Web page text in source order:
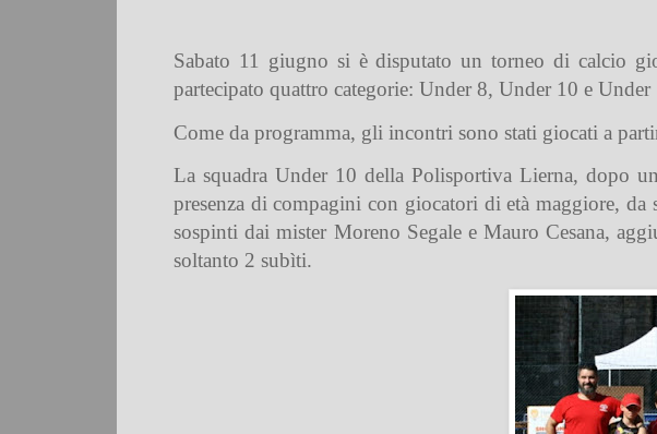
Sabato 11 giugno si è disputato un torneo di calcio
partecipato quattro categorie: Under 8, Under 10 e
Come da programma, gli incontri sono stati giocati a
La squadra Under 10 della Polisportiva Lierna, dopo
presenza di compagini con giocatori di età maggiore,
sospinti dai mister Moreno Segale e Mauro Cesana,
soltanto 2 subìti.